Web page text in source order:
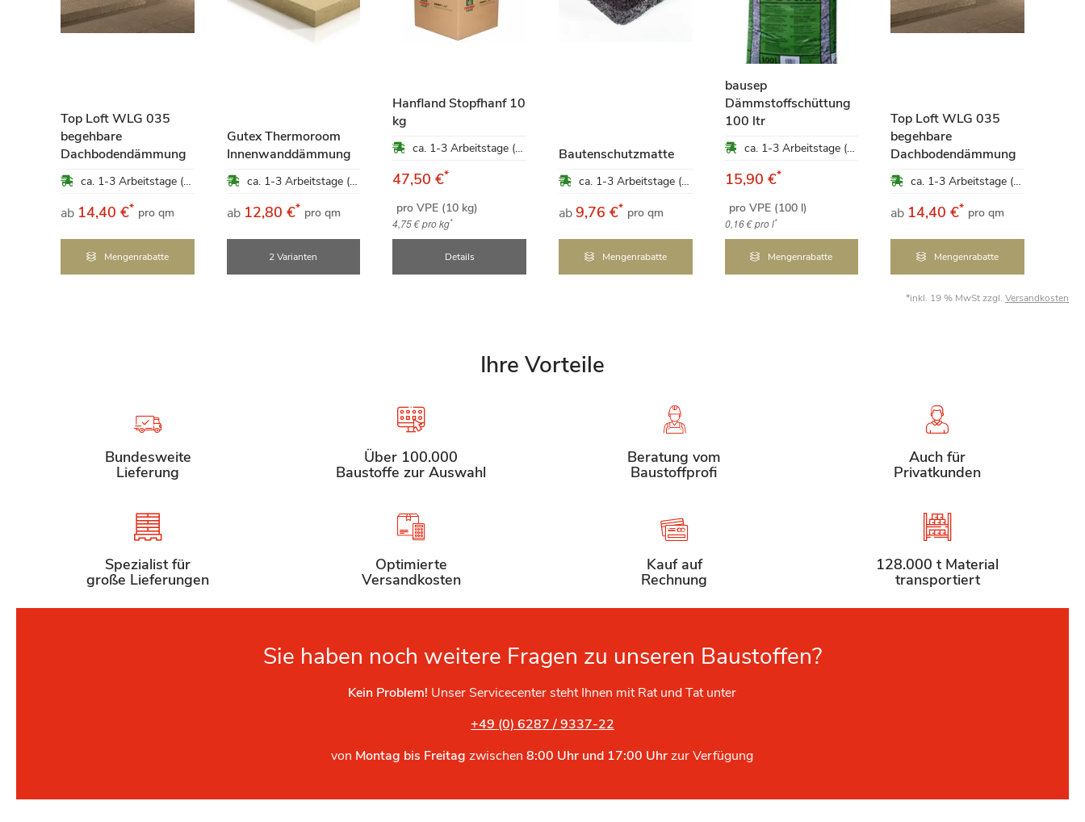
Top Loft WLG 035
begehbare
Dachbodendämmung
ca. 1-3 Arbeitstage (Mo-Fr)
ab 14,40 €* pro qm
Mengenrabatte
Gutex Thermoroom
Innenwanddämmung
ca. 1-3 Arbeitstage (Mo-Fr)
ab 12,80 €* pro qm
2 Varianten
Hanfland Stopfhanf 10
kg
ca. 1-3 Arbeitstage (Mo-Fr)
47,50 €*
pro VPE (10 kg)
4,75 €pro kg*
Details
Bautenschutzmatte
ca. 1-3 Arbeitstage (Mo-Fr)
ab9,76 €* pro qm
Mengenrabatte
bausep
Dämmstoffschüttung
100 ltr
ca. 1-3 Arbeitstage (Mo-Fr)
15,90 €*
pro VPE (100 l)
0,16 €pro l*
Mengenrabatte
Top Loft WLG 035
begehbare
Dachbodendämmung
ca. 1-3 Arbeitstage (Mo-Fr)
ab 14,40 €* pro qm
Mengenrabatte
*inkl. 19 % MwSt zzgl. Versandkosten
Ihre Vorteile
Bundesweite
Lieferung
Über 100.000
Baustoffe zur Auswahl
Beratung vom
Baustoffprofi
Auch für
Privatkunden
Spezialist für
große Lieferungen
Optimierte
Versandkosten
Kauf auf
Rechnung
128.000 t Material
transportiert
Sie haben noch weitere Fragen zu unseren Baustoffen?
Kein Problem! Unser Servicecenter steht Ihnen mit Rat und Tat unter
+49 (0) 6287 / 9337-22
von Montag bis Freitag zwischen8:00 Uhr und 17:00 Uhrzur Verfügung